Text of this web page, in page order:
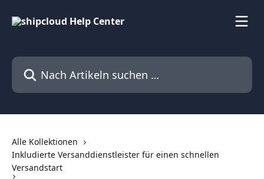
Nach Artikeln suchen …
Alle Kollektionen
Inkludierte Versanddienstleister für einen schnellen
Versandstart